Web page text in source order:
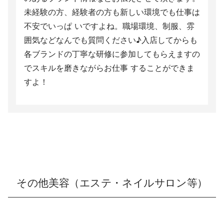
未経験の方、経験者の方も新しい環境でも仕事は
不安でいっぱ いですよね。職場環境、制服、雰
囲気などなんでも質問ください♪入店してからも
各ブランドの丁寧な研修に参加してもらえますの
でスキルを磨きながらお仕事 することができま
すよ！
その他美容（エステ・ネイルサロン等）